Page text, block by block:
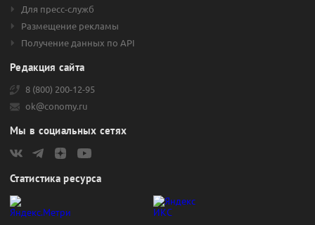
Для пресс-служб
Размещение рекламы
Получение данных по API
Редакция сайта
8 (800) 200-12-95
ok@conomy.ru
Мы в социальных сетях
Статистика ресурса